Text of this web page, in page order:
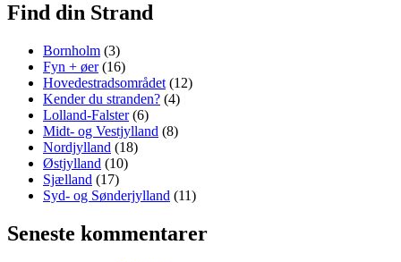
Find din Strand
Bornholm (3)
Fyn + øer(16)
Hovedestradsområdet (12)
Kender du stranden? (4)
Lolland-Falster(6)
Midt- og Vestjylland (8)
Nordjylland (18)
Østjylland (10)
Sjælland (17)
Syd- og Sønderjylland (11)
Seneste kommentarer